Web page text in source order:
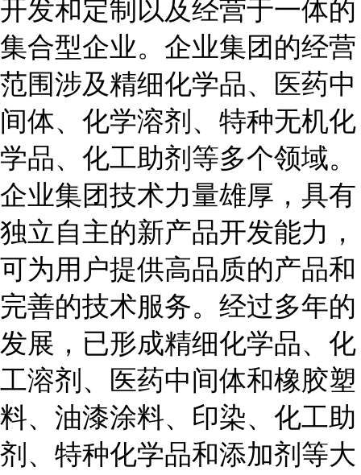
开发和定制以及经营于一体的
集合型企业。企业集团的经营
范围涉及精细化学品、医药中
间体、化学溶剂、特种无机化
学品、化工助剂等多个领域。
企业集团技术力量雄厚，具有
独立自主的新产品开发能力，
可为用户提供高品质的产品和
完善的技术服务。经过多年的
发展，已形成精细化学品、化
工溶剂、医药中间体和橡胶塑
料、油漆涂料、印染、化工助
剂、特种化学品和添加剂等大